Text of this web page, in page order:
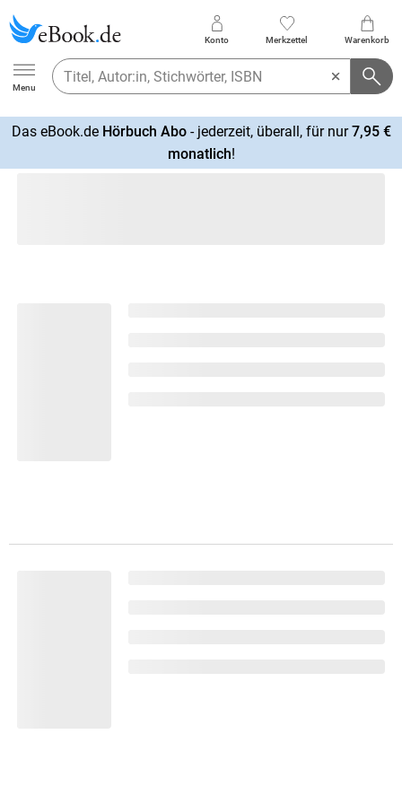
Ebook.de
Menu
Konto Merkzettel Warenkorb
Das eBook.de Hörbuch Abo- jederzeit, überall, für nur7,95 €
monatlich!